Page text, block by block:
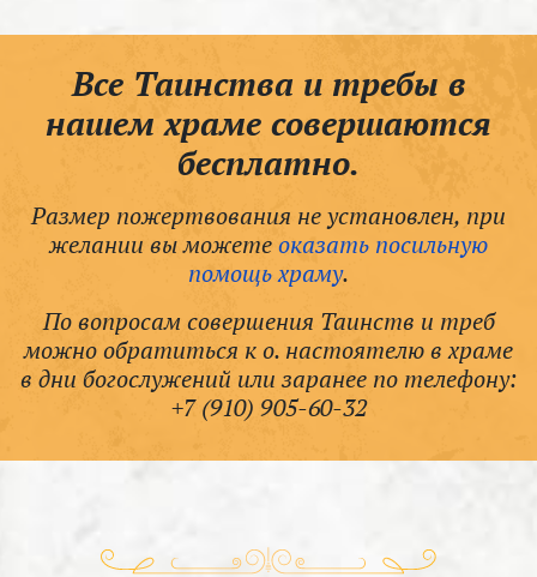
Все Таинства и требы в
нашем храме совершаются
бесплатно.
Размер пожертвования не установлен, при
желании вы можетеоказать посильную
помощь храму.
По вопросам совершения Таинств и треб
можно обратиться к о. настоятелю в храме
в дни богослужений или заранее по телефону:
+7 (910) 905-60-32